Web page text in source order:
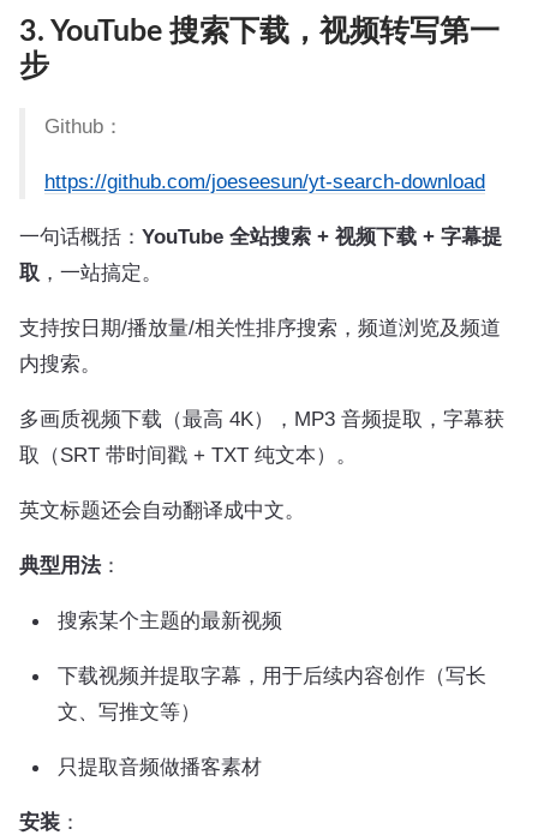
3. YouTube 搜索下载，视频转写第一
步
Github：
https://github.com/joeseesun/yt-search-download
一句话概括： YouTube 全站搜索 + 视频下载 + 字幕提
取 ，一站搞定。
支持按日期/播放量/相关性排序搜索，频道浏览及频道
内搜索。
多画质视频下载（最高 4K），MP3 音频提取，字幕获
取（SRT 带时间戳 + TXT 纯文本）。
英文标题还会自动翻译成中文。
典型用法：
搜索某个主题的最新视频
下载视频并提取字幕，用于后续内容创作（写长
文、写推文等）
只提取音频做播客素材
安装 ：